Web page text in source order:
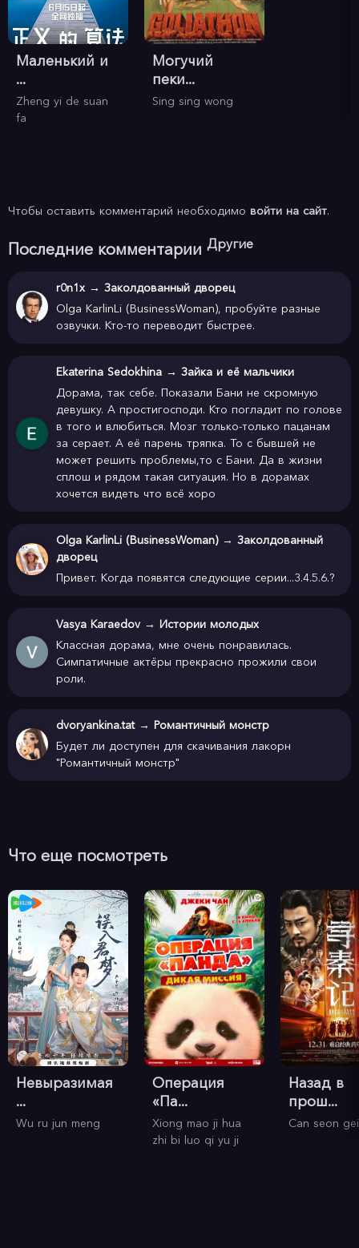
Маленький и
...
Zheng yi de suan
fa
Могучий
пеки...
Sing sing wong
Чтобы оставить комментарий необходимо войти на сайт.
Последние комментарии Другие
r0n1x → Заколдованный дворец
Olga KarlinLi (BusinessWoman), пробуйте разные
озвучки. Кто-то переводит быстрее.
Ekaterina Sedokhina → Зайка и её мальчики
Дорама, так себе. Показали Бани не скромную
девушку. А простигосподи. Кто погладит по голове
в того и влюбиться. Мозг только-только пацанам
за серает. А её парень тряпка. То с бывшей не
может решить проблемы,то с Бани. Да в жизни
сплош и рядом такая ситуация. Но в дорамах
хочется видеть что всё хоро
Olga KarlinLi (BusinessWoman) → Заколдованный
дворец
Привет. Когда появятся следующие серии...3.4.5.6.?
Vasya Karaedov → Истории молодых
Классная дорама, мне очень понравилась.
Симпатичные актёры прекрасно прожили свои
роли.
dvoryankina.tat → Романтичный монстр
Будет ли доступен для скачивания лакорн
"Романтичный монстр"
Что еще посмотреть
Невыразимая
...
Wu ru jun meng
Операция
«Па...
Xiong mao ji hua
zhi bi luo qi yu ji
Назад в
прош...
Can seon gei